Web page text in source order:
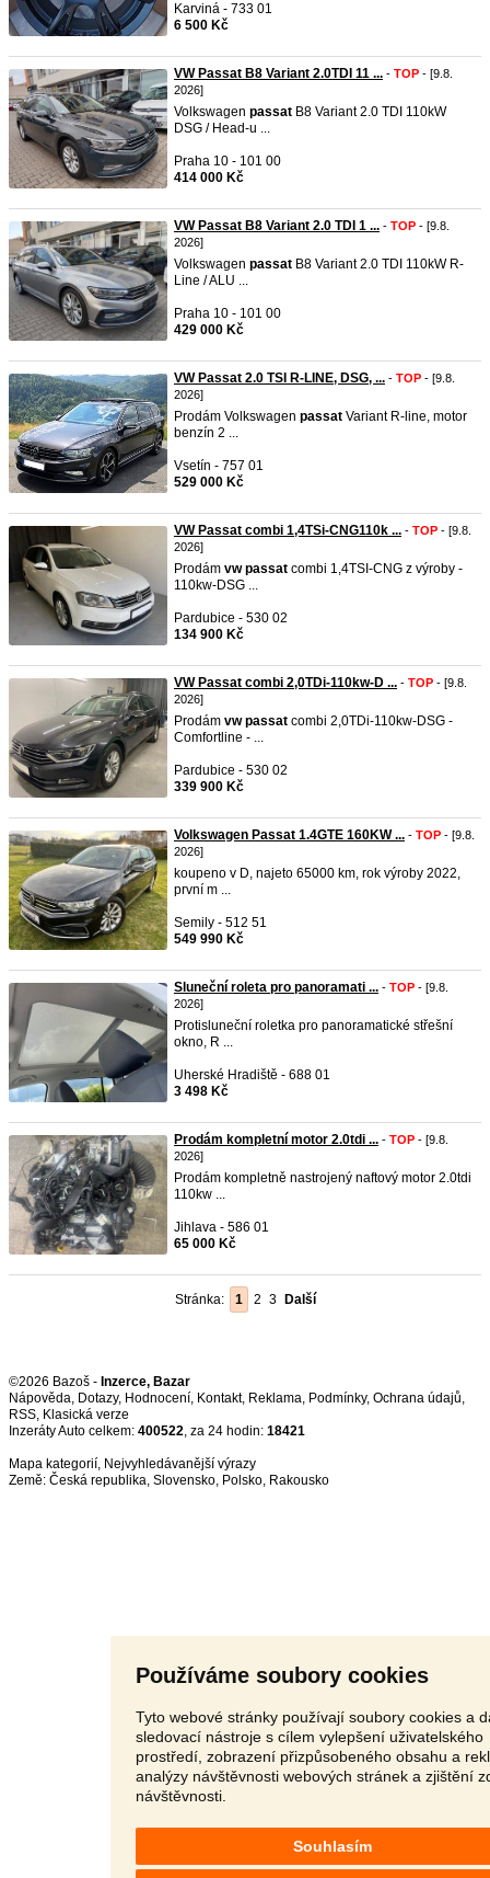
Používáme soubory cookies
Tyto webové stránky používají soubory cookies a
sledovací nástroje s cílem vylepšení uživatelského
prostředí, zobrazení přizpůsobeného obsahu a
analýzy návštěvnosti webových stránek a zjištění
návštěvnosti.
Souhlasím
Karviná - 733 01
6 500 Kč
VW Passat B8 Variant 2.0TDI 11 ... - TOP - [9.8.
2026]
Volkswagen passat B8 Variant 2.0 TDI 110kW
DSG / Head-u ...
Praha 10 - 101 00
414 000 Kč
VW Passat B8 Variant 2.0 TDI 1 ... - TOP - [9.8.
2026]
Volkswagen passat B8 Variant 2.0 TDI 110kW R-
Line / ALU ...
Praha 10 - 101 00
429 000 Kč
VW Passat 2.0 TSI R-LINE, DSG, ... - TOP - [9.8.
2026]
Prodám Volkswagen passat Variant R-line, motor
benzín 2 ...
Vsetín - 757 01
529 000 Kč
VW Passat combi 1,4TSi-CNG110k ... - TOP - [9.8.
2026]
Prodám vw passat combi 1,4TSI-CNG z výroby -
110kw-DSG ...
Pardubice - 530 02
134 900 Kč
VW Passat combi 2,0TDi-110kw-D ... - TOP - [9.8.
2026]
Prodám vw passat combi 2,0TDi-110kw-DSG -
Comfortline - ...
Pardubice - 530 02
339 900 Kč
Volkswagen Passat 1.4GTE 160KW ... - TOP - [9.8.
2026]
koupeno v D,​ najeto 65000 km, rok výroby 2022,
první m ...
Semily - 512 51
549 990 Kč
Sluneční roleta pro panoramati ... - TOP - [9.8.
2026]
Protisluneční roletka pro panoramatické střešní
okno, R ...
Uherské Hradiště - 688 01
3 498 Kč
Prodám kompletní motor 2.0tdi ... - TOP - [9.8.
2026]
Prodám kompletně nastrojený naftový motor 2.0tdi
110kw ...
Jihlava - 586 01
65 000 Kč
Stránka: 1 2 3 Další
©2026 Bazoš - Inzerce, Bazar
Nápověda, Dotazy, Hodnocení, Kontakt, Reklama, Podmínky, Ochrana údajů,
RSS,
Inzeráty Auto celkem: 400522, za 24 hodin: 18421
Mapa kategorií, Nejvyhledávanější výrazy
Země: Česká republika, Slovensko, Polsko, Rakousko